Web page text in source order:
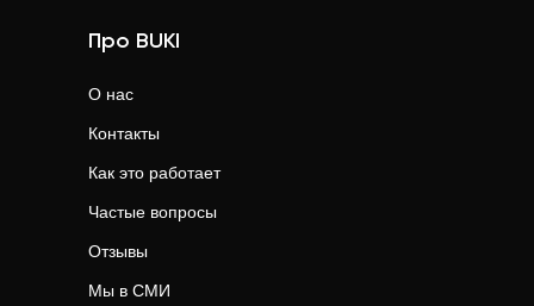
Про BUKI
О нас
Контакты
Как это работает
Частые вопросы
Отзывы
Мы в СМИ